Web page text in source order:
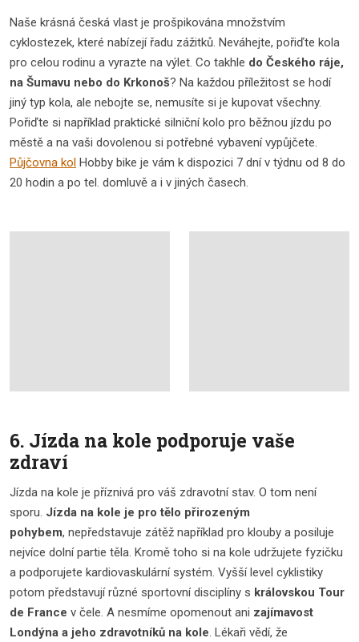
Naše krásná česká vlast je prošpikována množstvím
cyklostezek, které nabízejí řadu zážitků. Neváhejte, pořiďte kola
pro celou rodinu a vyrazte na výlet. Co takhle do Českého ráje,
na Šumavu nebo do Krkonoš? Na každou příležitost se hodí
jiný typ kola, ale nebojte se, nemusíte si je kupovat všechny.
Pořiďte si například praktické silniční kolo pro běžnou jízdu po
městě a na vaši dovolenou si potřebné vybavení vypůjčete.
Půjčovna kol Hobby bike je vám k dispozici 7 dní v týdnu od 8 do
20 hodin a po tel. domluvě a i v jiných časech.
6. Jízda na kole podporuje vaše
zdraví
Jízda na kole je příznivá pro váš zdravotní stav. O tom není
sporu. Jízda na kole je pro tělo přirozeným
pohybem, nepředstavuje zátěž například pro klouby a posiluje
nejvíce dolní partie těla. Kromě toho si na kole udržujete fyzičku
a podporujete kardiovaskulární systém. Vyšší level cyklistiky
potom představují různé sportovní disciplíny s královskou Tour
de France v čele. A nesmíme opomenout ani zajímavost
Londýna a jeho zdravotníků na kole. Lékaři vědí, že